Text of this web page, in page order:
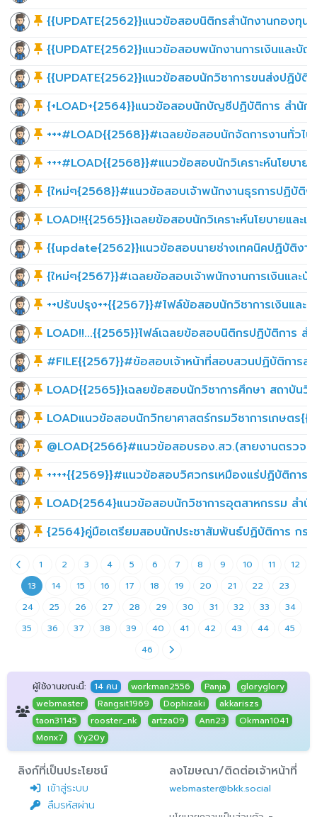
{{UPDATE{2562}}แนวข้อสอบนิติกรสำนักงานกองทุน
{{UPDATE{2562}}แนวข้อสอบพนักงานการเงินและบั
{{UPDATE{2562}}แนวข้อสอบนักวิชาการขนส่งปฏิบัติก
{+LOAD+{2564}}แนวข้อสอบนักบัญชีปฏิบัติการ สำนัก
+++#LOAD{{2568}}#เฉลยข้อสอบนักจัดการงานทั่วไ
+++#LOAD{{2568}}#แนวข้อสอบนักวิเคราะห์นโยบา
{ใหม่ๆ{2568}}#แนวข้อสอบเจ้าพนักงานธุรการปฏิบัติง
LOAD!!{{2565}}เฉลยข้อสอบนักวิเคราะห์นโยบายและ
{{update{2562}}แนวข้อสอบนายช่างเทคนิคปฏิบัติงา
{ใหม่ๆ{2567}}#เฉลยข้อสอบเจ้าพนักงานการเงินและ
++ปรับปรุง++{{2567}}#ไฟล์ข้อสอบนักวิชาการเงินแล
LOAD!!...{{2565}}ไฟล์เฉลยข้อสอบนิติกรปฏิบัติการ ส
#FILE{{2567}}#ข้อสอบเจ้าหน้าที่สอบสวนปฏิบัติการส
LOAD{{2565}}เฉลยข้อสอบนักวิชาการศึกษา สถาบันวิ
LOADแนวข้อสอบนักวิทยาศาสตร์กรมวิชาการเกษตร
@LOAD{2566}#แนวข้อสอบรอง.สว.(สายงานตรวจส
++++{{2569}}#แนวข้อสอบวิศวกรเหมืองแร่ปฏิบัติการ
LOAD{2564}แนวข้อสอบนักวิชาการอุตสาหกรรม สำ
{2564}คู่มือเตรียมสอบนักประชาสัมพันธ์ปฏิบัติการ กรม
1 2 3 4 5 6 7 8 9 10 11
12
13
14 15 16 17 18 19 20 21 22
23
24
25 26 27 28 29 30 31 32 33
34
35
36 37 38 39 40 41 42 43 44
45
46
ผู้ใช้งานขณะนี้: 14 คน workman2556 Panja
gloryglory
webmaster
Rangsit1969 Dophizaki
akkariszs
taon31145
rooster_nk artza09 Ann23
Okman1041
Monx7
Yy20y
ลิงก์ที่เป็นประโยชน์
เข้าสู่ระบบ
ลืมรหัสผ่าน
ลงโฆษณา/ติดต่อเจ้าหน้าที่
webmaster@bkk.social